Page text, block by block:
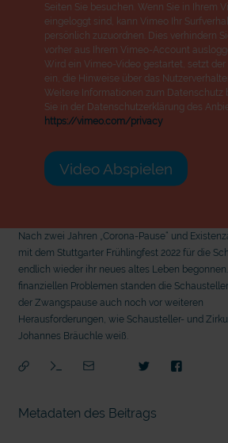
oder "Deppen der "Wir bauen Cherson
Seiten Sie besuchen. Wenn Sie in Ihrem
eingeloggt sind, kann Vimeo Ihr
persönlich zuzuordnen. Dies verhindern
vorher aus Ihrem Vimeo-Account
Wird ein Vimeo-Video gestartet, setzt der
ein, die Hinweise über das
Weitere Informationen zum Datenschutz
Sie in der Datenschutzerklärung des
https://vimeo.com/privacy
Video Abspielen
Nach zwei Jahren „Corona-Pause“ und
mit dem Stuttgarter Frühlingfest 2022 für die
endlich wieder ihr neues altes Leben
finanziellen Problemen standen die
der Zwangspause auch noch vor weiteren
Herausforderungen, wie Schausteller- und
Johannes Bräuchle weiß.
Metadaten des Beitrags